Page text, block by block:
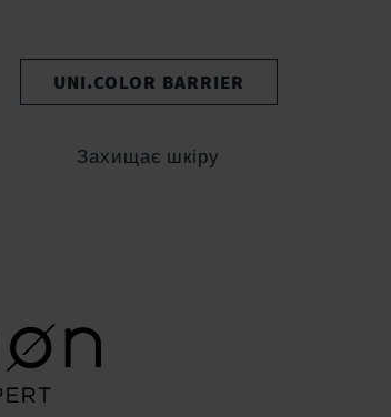
UNI.COLOR BARRIER
Захищає шкіру